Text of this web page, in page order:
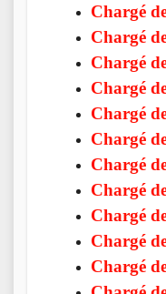
Chargé
Chargé
Chargé
Chargé
Chargé
Chargé
Chargé
Chargé
Chargé
Chargé
Chargé